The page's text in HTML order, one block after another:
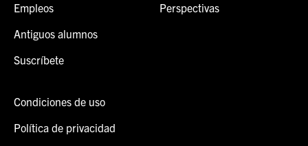
Empleos
Antiguos alumnos
Suscríbete
Perspectivas
Condiciones de uso
Política de privacidad